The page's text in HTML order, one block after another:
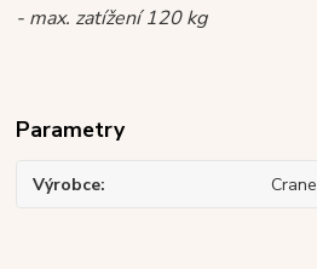
- max. zatížení 120 kg
Parametry
Výrobce Crane